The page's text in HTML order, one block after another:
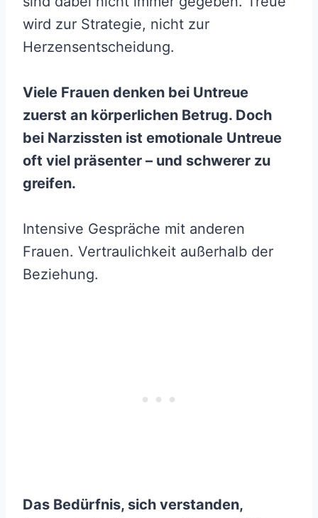
wird zur Strategie, nicht zur
Herzensentscheidung.
Viele Frauen denken bei Untreue
zuerst an körperlichen Betrug. Doch
bei Narzissten ist emotionale Untreue
oft viel präsenter – und schwerer zu
greifen.
Intensive Gespräche mit anderen
Frauen. Vertraulichkeit außerhalb der
Beziehung.
Das Bedürfnis, sich verstanden,